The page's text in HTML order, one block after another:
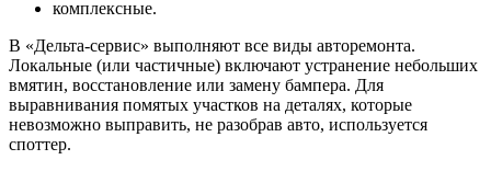
комплексные.
В «Дельта-сервис» выполняют все виды авторемонта.
Локальные (или частичные) включают устранение небольших
вмятин, восстановление или замену бампера. Для
выравнивания помятых участков на деталях, которые
невозможно выправить, не разобрав авто, используется
споттер.